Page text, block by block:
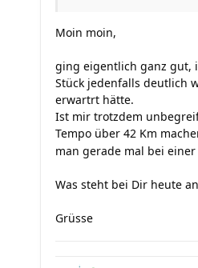
Moin moin,
ging eigentlich ganz gut,
Stück jedenfalls deutlich
erwartrt hätte.
Ist mir trotzdem
Tempo über 42 Km
man gerade mal bei einer
Was steht bei Dir heute
Grüsse